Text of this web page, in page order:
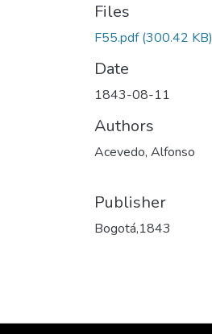
Files
F55.pdf(300.42 KB)
Date
1843-08-11
Authors
Acevedo, Alfonso
Publisher
Bogotá,1843